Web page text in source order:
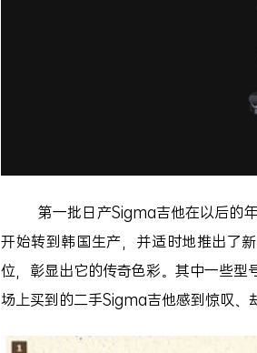
第一批日产Sigma吉他在以后的年
开始转到韩国生产，并适时地推出了
位，彰显出它的传奇色彩。其中一些型
场上买到的二手Sigma吉他感到惊叹、